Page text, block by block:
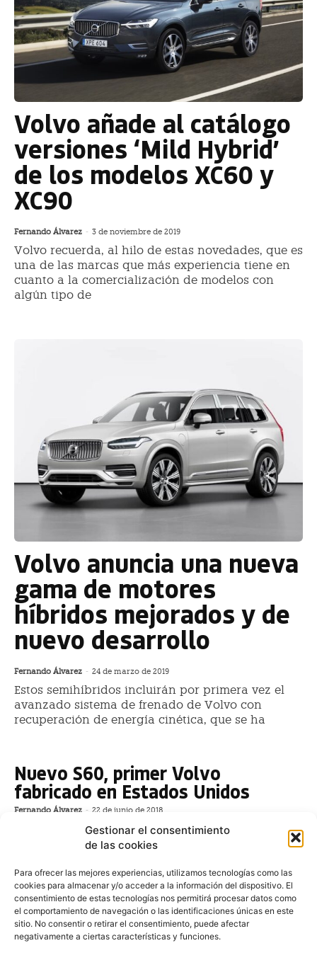
Gestionar el consentimiento
de las cookies
Para ofrecer las mejores experiencias, utilizamos tecnologías como las
cookies para almacenar y/o acceder a la información del dispositivo. El
consentimiento de estas tecnologías nos permitirá procesar datos como
el comportamiento de navegación o las identificaciones únicas en este
sitio. No consentir o retirar el consentimiento, puede afectar
negativamente a ciertas características y funciones.
Volvo añade al catálogo
versiones ‘Mild Hybrid’
de los modelos XC60 y
XC90
Fernando Álvarez - 3 de noviembre de 2019
Volvo recuerda, al hilo de estas novedades, que es
una de las marcas que más experiencia tiene en
cuanto a la comercialización de modelos con
algún tipo de
Volvo anuncia una nueva
gama de motores
híbridos mejorados y de
nuevo desarrollo
Fernando Álvarez - 24 de marzo de 2019
Estos semihíbridos incluirán por primera vez el
avanzado sistema de frenado de Volvo con
recuperación de energía cinética, que se ha
Nuevo S60, primer Volvo
fabricado en Estados Unidos
Fernando Álvarez - 22 de junio de 2018
El nuevo S60, primer Volvo fabricado en EEUU,
también es el primer Volvo que no se ofrece con
de la marca con los vehículos eléctricos y con un
futuro a largo plazo en
Volvo muestra en Ginebra la
nueva generación del exitoso